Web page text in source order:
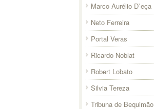
Marco Aurélio D`eça
Neto Ferreira
Portal Veras
Ricardo Noblat
Robert Lobato
Silvia Tereza
Tribuna de Bequimão